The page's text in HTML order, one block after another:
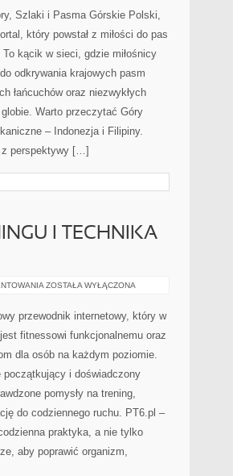
Szlaki i Pasma Górskie Polski,
który powstał z miłości do pas
kącik w sieci, gdzie miłośnicy
odkrywania krajowych pasm
łańcuchów oraz niezwykłych
Warto przeczytać Góry
– Indonezja i Filipiny.
z perspektywy […]
I TECHNIKA
FIT
LEGENDY
TRENINGU
TECHNIKA
ZOSTAŁA WYŁĄCZONA
przewodnik internetowy, który w
fitnessowi funkcjonalnemu oraz
dla osób na każdym poziomie.
początkujący i doświadczony
pomysły na trening,
do codziennego ruchu. PT6.pl –
praktyka, a nie tylko
aby poprawić organizm,